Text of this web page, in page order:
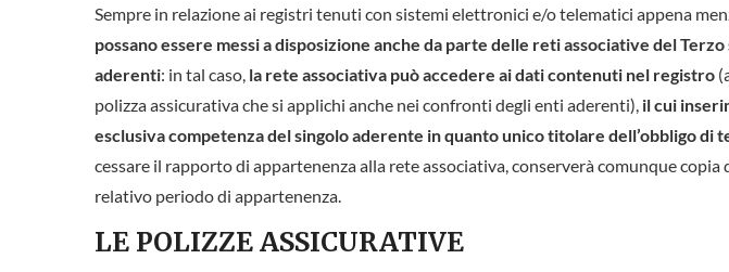
Sempre in relazione ai registri tenuti con sistemi elettronici e/o telematici appena
possano essere messi a disposizione anche da parte delle reti associative del
aderenti: in tal caso, la rete associativa può accedere ai dati contenuti nel registro
polizza assicurativa che si applichi anche nei confronti degli enti aderenti), il cui
esclusiva competenza del singolo aderente in quanto unico titolare dell’obbligo di
cessare il rapporto di appartenenza alla rete associativa, conserverà comunque
relativo periodo di appartenenza.
LE POLIZZE ASSICURATIVE